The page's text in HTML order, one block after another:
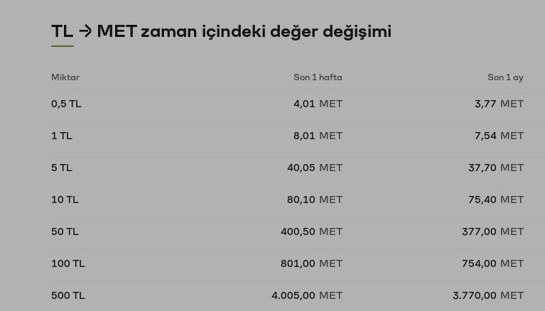
TL → MET zaman içindeki değer değişimi
Miktar Son 1 hafta Son 1 ay
0,5 TL 4,01 MET 3,77 MET
1 TL 8,01 MET 7,54 MET
5 TL 40,05 MET 37,70 MET
10 TL 80,10 MET 75,40 MET
50 TL 400,50 MET 377,00 MET
100 TL 801,00 MET 754,00 MET
500 TL 4.005,00 MET 3.770,00 MET